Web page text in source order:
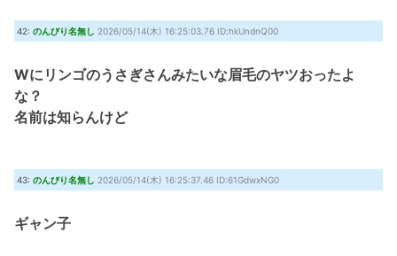
42: のんびり名無し 2026/05/14(木) 16:25:03.76 ID:hkUndnQ00
Wにリンゴのうさぎさんみたいな眉毛のヤツおったよ
な？
名前は知らんけど
43: のんびり名無し 2026/05/14(木) 16:25:37.46 ID:61GdwxNG0
ギャン子